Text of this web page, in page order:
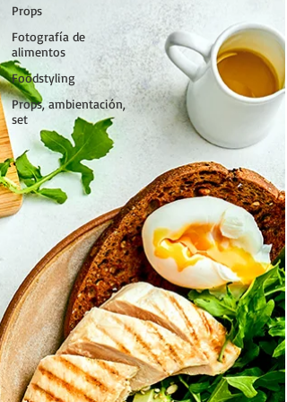
Props
Fotografía de
alimentos
Foodstyling
Props, ambientación,
set